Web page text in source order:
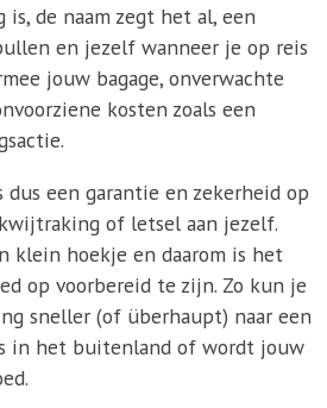
is, de naam zegt het al, een
en jezelf wanneer je op reis
jouw bagage, onverwachte
kosten zoals een
dus een garantie en zekerheid op
of letsel aan jezelf.
klein hoekje en daarom is het
op voorbereid te zijn. Zo kun je
sneller (of überhaupt) naar een
in het buitenland of wordt jouw